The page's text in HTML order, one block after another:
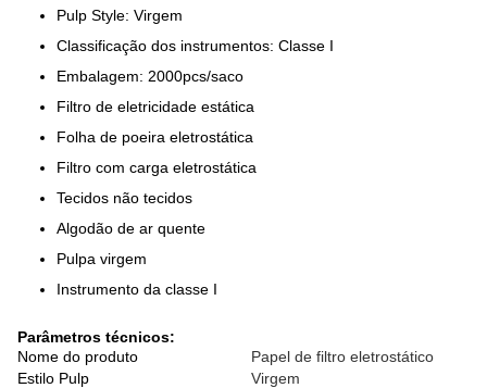
Pulp Style: Virgem
Classificação dos instrumentos: Classe I
Embalagem: 2000pcs/saco
Filtro de eletricidade estática
Folha de poeira eletrostática
Filtro com carga eletrostática
Tecidos não tecidos
Algodão de ar quente
Pulpa virgem
Instrumento da classe I
Parâmetros técnicos:
Nome do produto
Papel de filtro eletrostático
Estilo Pulp
Virgem